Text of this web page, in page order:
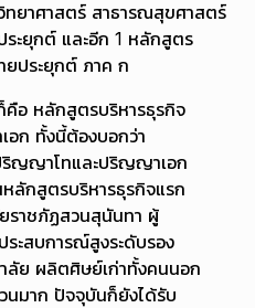
ยาศาสตร์ สาธารณสุขศาสตร์
ะยุกต์ และอีก 1 หลักสูตร
ยประยุกต์ ภาค ก
อ หลักสูตรบริหารธุรกิจ
ก ทั้งนี้ต้องบอกว่า
ริญญาโทและปริญญาเอก
ลักสูตรบริหารธุรกิจแรก
ราชภัฏสวนสุนันทา ผู้
ะสบการณ์สูงระดับรอง
ลัย ผลิตศิษย์เก่าทั้งคนนอก
นมาก ปัจจุบันก็ยังได้รับ